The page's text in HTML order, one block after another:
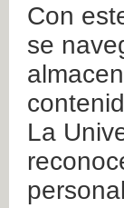
Con
se
La